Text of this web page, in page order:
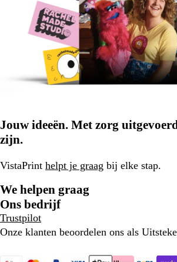
Jouw ideeën. Met zorg
zijn.
VistaPrint helpt je graag bij elke stap.
We helpen graag
Ons bedrijf
Trustpilot
Onze klanten beoordelen ons als